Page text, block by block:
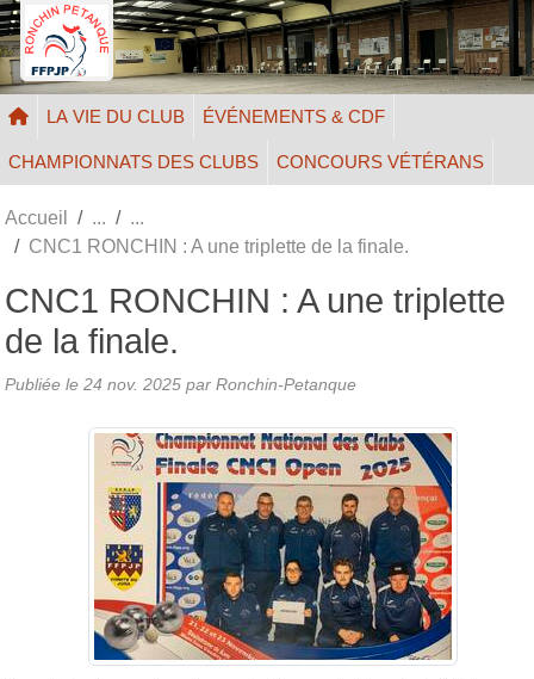
LA VIE DU CLUB ÉVÉNEMENTS & CDF
CHAMPIONNATS DES CLUBS CONCOURS VÉTÉRANS
Accueil
CNC1 RONCHIN : A une triplette de la finale.
CNC1 RONCHIN : A une triplette
de la finale.
Publiée le 24 nov. 2025 par Ronchin-Petanque
Panneau de gestion des cookies